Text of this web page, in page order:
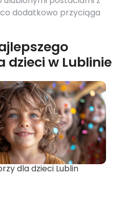
dodatkowo przyciąga
w Lublinie
dla dzieci Lublin